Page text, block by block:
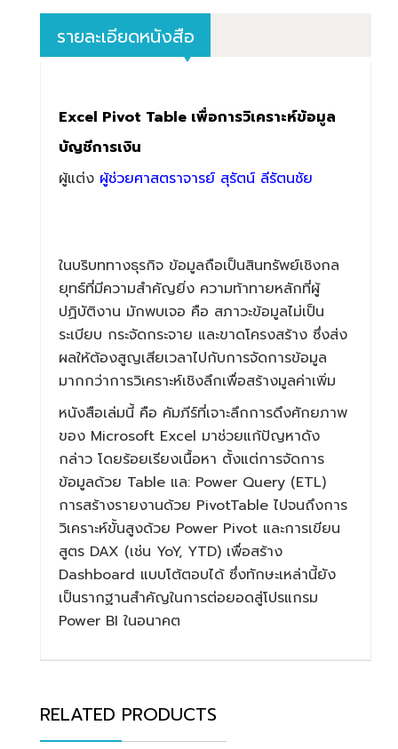
รายละเอียดหนังสือ
Excel Pivot Table เพื่อการวิเคราะห์ข้อมูล
บัญชีการเงิน
ผู้แต่ง ผู้ช่วยศาสตราจารย์ สุรัตน์ ลีรัตนชัย
ในบริบททางธุรกิจ ข้อมูลถือเป็นสินทรัพย์เชิงกล
ยุทธ์ที่มีความสำคัญยิ่ง ความท้าทายหลักที่ผู้
ปฏิบัติงาน มักพบเจอ คือ สภาวะข้อมูลไม่เป็น
ระเบียบ กระจัดกระจาย และขาดโครงสร้าง ซึ่งส่ง
ผลให้ต้องสูญเสียเวลาไปกับการจัดการข้อมูล
มากกว่าการวิเคราะห์เชิงลึกเพื่อสร้างมูลค่าเพิ่ม
หนังสือเล่มนี้ คือ คัมภีร์ที่เจาะลึกการดึงศักยภาพ
ของ Microsoft Excel มาช่วยแก้ปัญหาดัง
กล่าว โดยร้อยเรียงเนื้อหา ตั้งแต่การจัดการ
ข้อมูลด้วย Table แล: Power Query (ETL)
การสร้างรายงานด้วย PivotTable ไปจนถึงการ
วิเคราะห์ขั้นสูงด้วย Power Pivot และการเขียน
สูตร DAX (เช่น YoY, YTD) เพื่อสร้าง
Dashboard แบบโต้ตอบได้ ซึ่งทักษะเหล่านี้ยัง
เป็นรากฐานสำคัญในการต่อยอดสู่โปรแกรม
Power BI ในอนาคต
RELATED PRODUCTS